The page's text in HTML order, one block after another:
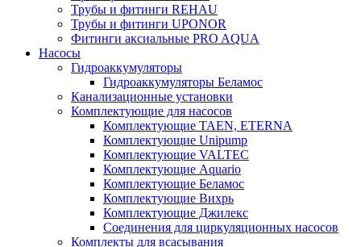
Трубы и фитинги REHAU
Трубы и фитинги UРONOR
Фитинги аксиальные PRO AQUA
Насосы
Гидроаккумуляторы
Гидроаккумуляторы Беламос
Канализационные установки
Комплектующие для насосов
Комплектующие TAEN, ETERNA
Комплектующие Unipump
Комплектующие VALTEC
Комплектующие Аquario
Комплектующие Беламос
Комплектующие Вихрь
Комплектующие Джилекс
Соединения для циркуляционных насосов
Комплекты для всасывания